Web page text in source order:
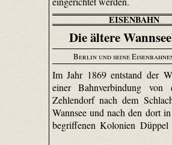
EISENBAHN
Die ältere
Berlin und seine
Im Jahr 1869 entstand der
einer Bahnverbindung von
Zehlendorf nach dem
Wannsee und nach den dort
begriffenen Kolonien